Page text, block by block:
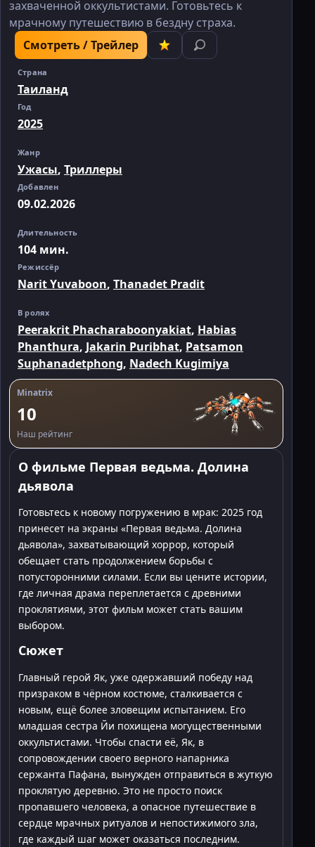
захваченной оккультистами. Готовьтесь к
мрачному путешествию в бездну страха.
Смотреть / Трейлер
Страна
Таиланд
Год
2025
Жанр
Ужасы, Триллеры
Добавлен
09.02.2026
Длительность
104 мин.
Режиссёр
Narit Yuvaboon, Thanadet Pradit
В ролях
Peerakrit Phacharaboonyakiat, Habias
Phanthura, Jakarin Puribhat, Patsamon
Suphanadetphong, Nadech Kugimiya
Minatrix
10
Наш рейтинг
О фильме Первая ведьма. Долина
дьявола
Готовьтесь к новому погружению в мрак: 2025 год
принесет на экраны «Первая ведьма. Долина
дьявола», захватывающий хоррор, который
обещает стать продолжением борьбы с
потусторонними силами. Если вы цените истории,
где личная драма переплетается с древними
проклятиями, этот фильм может стать вашим
выбором.
Сюжет
Главный герой Як, уже одержавший победу над
призраком в чёрном костюме, сталкивается с
новым, ещё более зловещим испытанием. Его
младшая сестра Йи похищена могущественными
оккультистами. Чтобы спасти её, Як, в
сопровождении своего верного напарника
сержанта Пафана, вынужден отправиться в жуткую
проклятую деревню. Это не просто поиск
пропавшего человека, а опасное путешествие в
сердце мрачных ритуалов и непостижимого зла,
где каждый шаг может оказаться последним.